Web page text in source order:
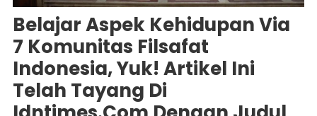
Belajar Aspek Kehidupan Via
7 Komunitas Filsafat
Indonesia, Yuk! Artikel Ini
Telah Tayang Di